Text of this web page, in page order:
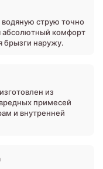
струю точно
абсолютный комфорт
брызги наружу.
из
примесей
и внутренней